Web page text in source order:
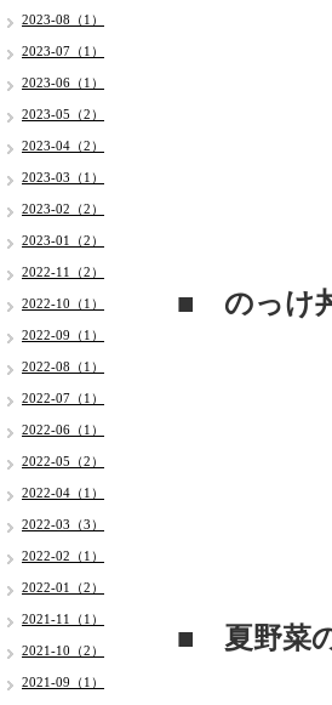
■ のっけ
■ 夏野菜
2023-08（1）
2023-07（1）
2023-06（1）
2023-05（2）
2023-04（2）
2023-03（1）
2023-02（2）
2023-01（2）
2022-11（2）
2022-10（1）
2022-09（1）
2022-08（1）
2022-07（1）
2022-06（1）
2022-05（2）
2022-04（1）
2022-03（3）
2022-02（1）
2022-01（2）
2021-11（1）
2021-10（2）
2021-09（1）